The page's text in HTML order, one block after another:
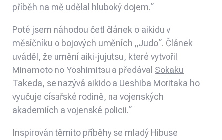
příběh na mě udělal hluboký dojem.“
Poté jsem náhodou četl článek o aikidu v
měsíčníku o bojových uměních „Judo“. Článek
uváděl, že umění aiki-jujutsu, které vytvořil
Minamoto no Yoshimitsu a předával Sokaku
Takeda, se nazývá aikido a Ueshiba Moritaka ho
vyučuje císařské rodině, na vojenských
akademiích a vojenské policii.“
Inspirován těmito příběhy se mladý Hibuse